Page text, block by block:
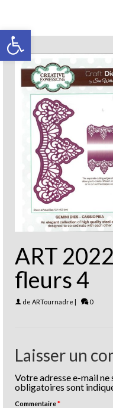
Ouvrir la barre d’outils
ART
fleurs 4
de ARTournadre | 0
Laisser un
Votre adresse e-mail ne
obligatoires sont
Commentaire*